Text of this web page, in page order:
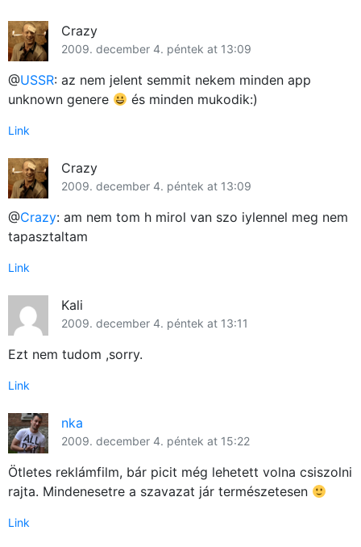
Crazy
2009. december 4. péntek at 13:09
@USSR: az nem jelent semmit nekem minden app
unknown genere
és minden mukodik:)
Link
Crazy
2009. december 4. péntek at 13:09
@Crazy: am nem tom h mirol van szo iylennel meg nem
tapasztaltam
Link
Kali
2009. december 4. péntek at 13:11
Ezt nem tudom ,sorry.
Link
nka
2009. december 4. péntek at 15:22
Ötletes reklámfilm, bár picit még lehetett volna csiszolni
rajta. Mindenesetre a szavazat jár természetesen
Link